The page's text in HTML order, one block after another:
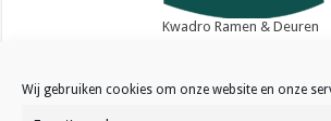
Wij gebruiken cookies om onze website en onze
Kwadro Ramen & Deuren